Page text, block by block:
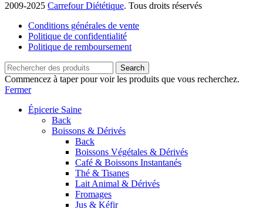
2009-2025 Carrefour Diététique. Tous droits réservés
Conditions générales de vente
Politique de confidentialité
Politique de remboursement
Search
Commencez à taper pour voir les produits que vous recherchez.
Fermer
Épicerie Saine
Back
Boissons & Dérivés
Back
Boissons Végétales & Dérivés
Café & Boissons Instantanés
Thé & Tisanes
Lait Animal & Dérivés
Fromages
Jus & Kéfir